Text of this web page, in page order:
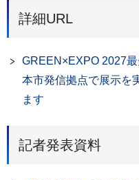
詳細URL
GREEN×EXPO 2027
本市発信拠点で展示を
ます
記者発表資料